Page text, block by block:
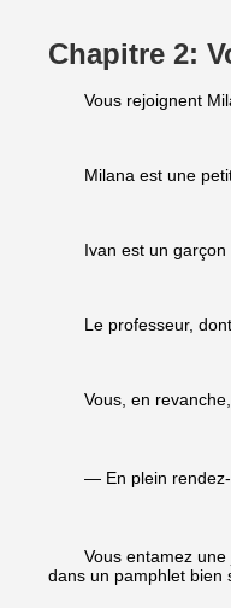
Chapitre 2:
Vous rejoignent
Milana est une
Ivan est un garçon
Le professeur,
Vous, en
— En plein
Vous entamez
dans un pamphlet bien